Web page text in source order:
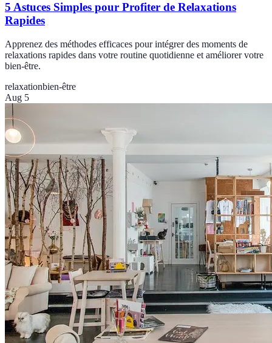
5 Astuces Simples pour Profiter de Relaxations
Rapides
Apprenez des méthodes efficaces pour intégrer des moments de
relaxations rapides dans votre routine quotidienne et améliorer votre
bien-être.
relaxationbien-être
Aug 5